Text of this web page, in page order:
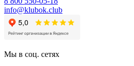
info@klubok.club
Мы в соц. сетях